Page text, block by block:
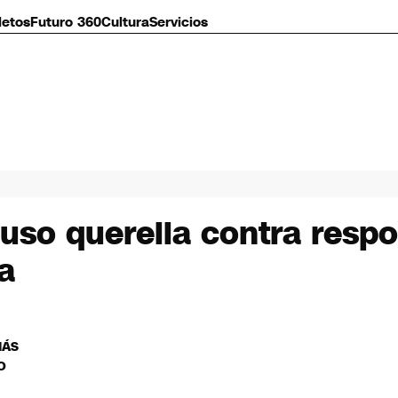
Futuro 360CulturaServicios
querella contra